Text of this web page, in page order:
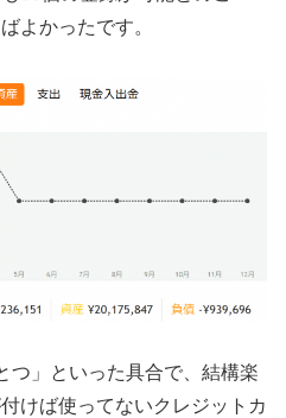
よかったです。
つ」といった具合で、結構楽
けば使ってないクレジットカ